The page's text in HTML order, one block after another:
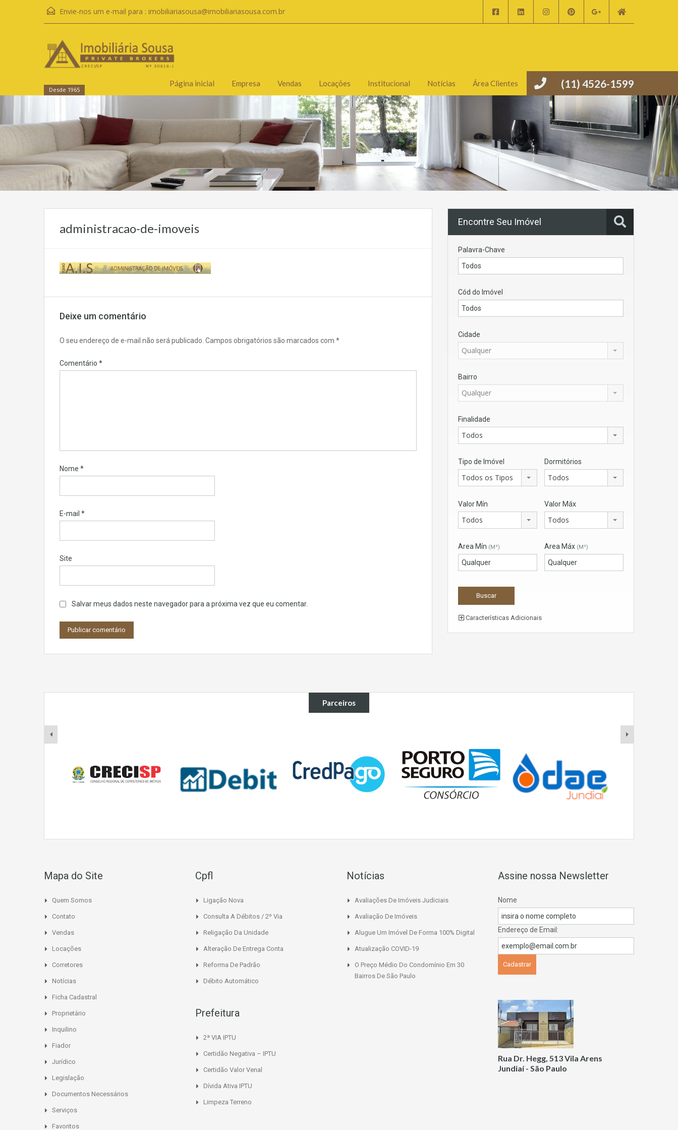
Envie-nos um e-mail para : imobiliariasousa@imobiliariasousa.com.br
Desde 1965 (11) 4526-1599
Página inicial Empresa Vendas Locações Institucional Notícias Área Clientes
administracao-de-imoveis
Deixe um comentário
O seu endereço de e-mail não será publicado. Campos obrigatórios são marcados com *
Comentário *
Nome *
E-mail *
Site
Salvar meus dados neste navegador para a próxima vez que eu comentar.
Encontre Seu Imóvel
Palavra-Chave
Cód do Imóvel
Cidade
Qualquer
Bairro
Qualquer
Finalidade
Todos
Tipo de Imóvel
Todos os Tipos
Dormitórios
Todos
Valor Mín
Todos
Valor Máx
Todos
Area Mín (M²) Area Máx (M²)
Características Adicionais
Parceiros
Mapa do Site
Quem Somos
Contato
Vendas
Locações
Corretores
Notícias
Ficha Cadastral
Proprietário
Inquilino
Fiador
Jurídico
Legislação
Documentos Necessários
Serviços
Favoritos
Cpfl
Ligação Nova
Consulta A Débitos / 2º Via
Religação Da Unidade
Alteração De Entrega Conta
Reforma De Padrão
Débito Automático
Prefeitura
2ª VIA IPTU
Certidão Negativa – IPTU
Certidão Valor Venal
Dívida Ativa IPTU
Limpeza Terreno
Notícias
Avaliações De Imóveis Judiciais
Avaliação De Imóveis
Alugue Um Imóvel De Forma 100% Digital
Atualização COVID-19
O Preço Médio Do Condomínio Em 30
Bairros De São Paulo
Assine nossa Newsletter
Nome
Endereço de Email:
Rua Dr. Hegg, 513 Vila Arens
Jundiaí - São Paulo